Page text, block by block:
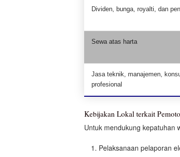
Dividen, bunga, royalti, dan
Sewa atas harta
Jasa teknik, manajemen,
profesional
Kebijakan Lokal terkait
Untuk mendukung kepatuhan
Pelaksanaan pelaporan